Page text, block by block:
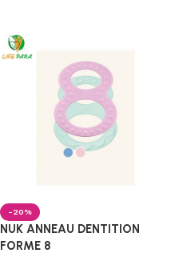
-20%
NUK ANNEAU DENTITION
FORME 8